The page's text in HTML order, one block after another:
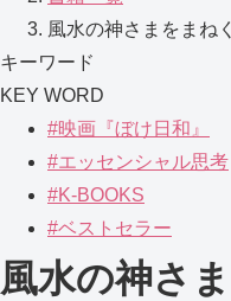
風水の神さまをまね
キーワード
KEY WORD
#映画『ぼけ日和』
#エッセンシャル思考
#K-BOOKS
#ベストセラー
風水の神さ